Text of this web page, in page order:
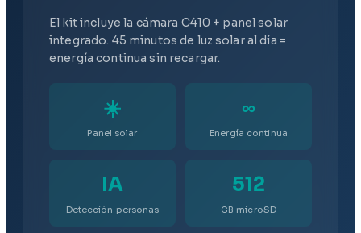
El kit incluye la cámara C410 + panel solar
integrado. 45 minutos de luz solar al día =
energía continua sin recargar.
☀️
Panel solar
∞
Energía continua
IA
Detección personas
512
GB microSD